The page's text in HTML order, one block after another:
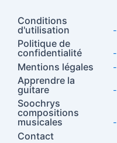
Conditions
d'utilisation
-
Politique de
confidentialité
-
Mentions légales -
Apprendre la
guitare
-
Soochrys
compositions
musicales
-
Contact